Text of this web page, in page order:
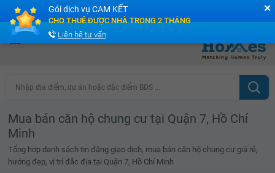
Cộng đồng Môi giới bPRO
Nhập địa điểm, dự án hoặc đặc điểm BĐS ...
Mua bán căn hộ chung cư tại Quận 7, Hồ Chí
Minh
Tổng hợp danh sách tin đăng giao dịch, mua bán căn hộ chung cư giá rẻ,
hướng đẹp, vị trí đắc địa tại Quận 7, Hồ Chí Minh
✕
Gói dịch vụ CAM KẾT
CHO THUÊ ĐƯỢC NHÀ TRONG 2 THÁNG
Liên hệ tư vấn